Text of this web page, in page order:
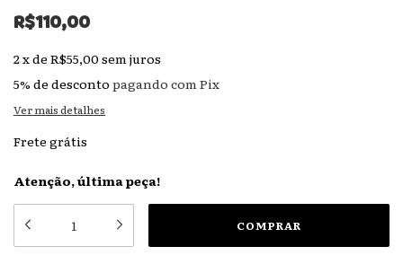
R$110,00
2xde R$55,00 sem juros
5% de desconto pagando com Pix
Ver mais detalhes
Frete grátis
Atenção, última peça!